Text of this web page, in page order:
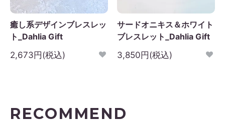
癒し系デザインブレスレッ
ト_Dahlia Gift
2,673円(税込)
サードオニキス＆ホワイト
ブレスレット_Dahlia Gift
3,850円(税込)
RECOMMEND